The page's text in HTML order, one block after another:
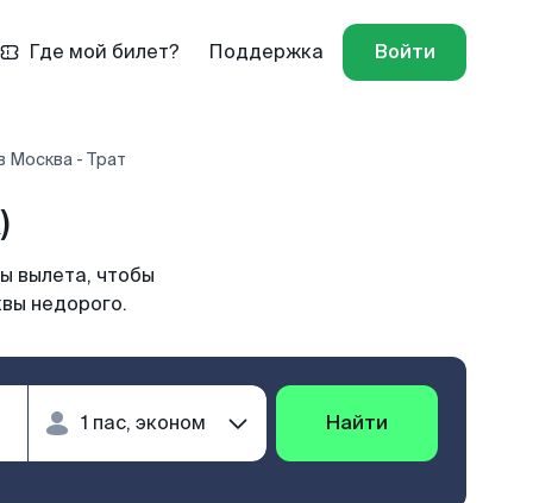
Где мой билет? Поддержка Войти
Москва - Трат
вылета, чтобы
недорого.
Найти